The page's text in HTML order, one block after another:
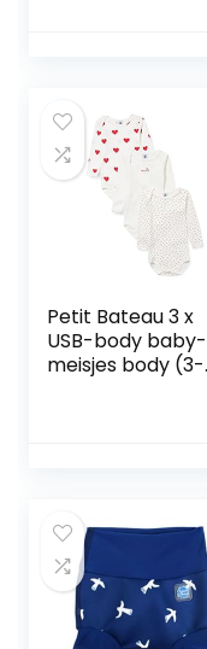
Petit Bateau 3 x
USB-body baby-
meisjes body (3-